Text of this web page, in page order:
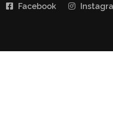
Facebook